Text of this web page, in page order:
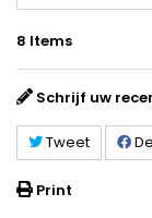
8 Items
Schrijf uw
Tweet
Print